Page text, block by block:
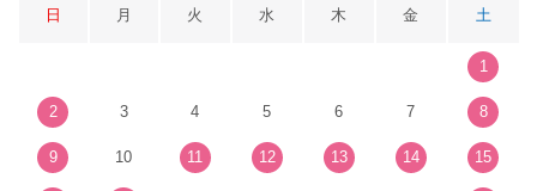
日 月 火 水 木 金 土
1
2 3 4 5 6 7 8
9 10 11 12 13 14 15